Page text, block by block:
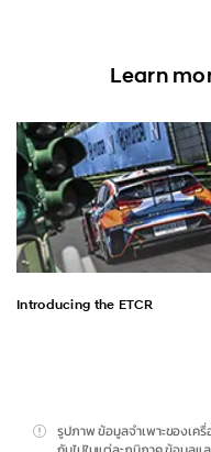
Learn
Introducing the ETCR
รูปภาพ ข้อมูลจำเพาะของเค